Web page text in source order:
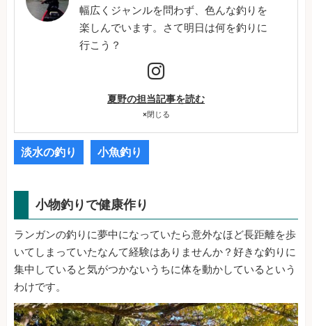
幅広くジャンルを問わず、色んな釣りを
楽しんでいます。さて明日は何を釣りに
行こう？
夏野の担当記事を読む
×閉じる
淡水の釣り 小魚釣り
小物釣りで健康作り
ランガンの釣りに夢中になっていたら意外なほど長距離を歩
いてしまっていたなんて経験はありませんか？好きな釣りに
集中していると気がつかないうちに体を動かしているという
わけです。